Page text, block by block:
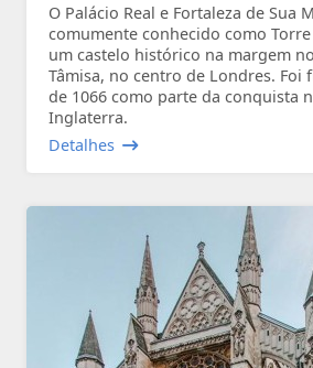
O Palácio Real e Fortaleza de Sua
comumente conhecido como
um castelo histórico na margem
Tâmisa, no centro de Londres. Foi
de 1066 como parte da conquista
Inglaterra.
Detalhes